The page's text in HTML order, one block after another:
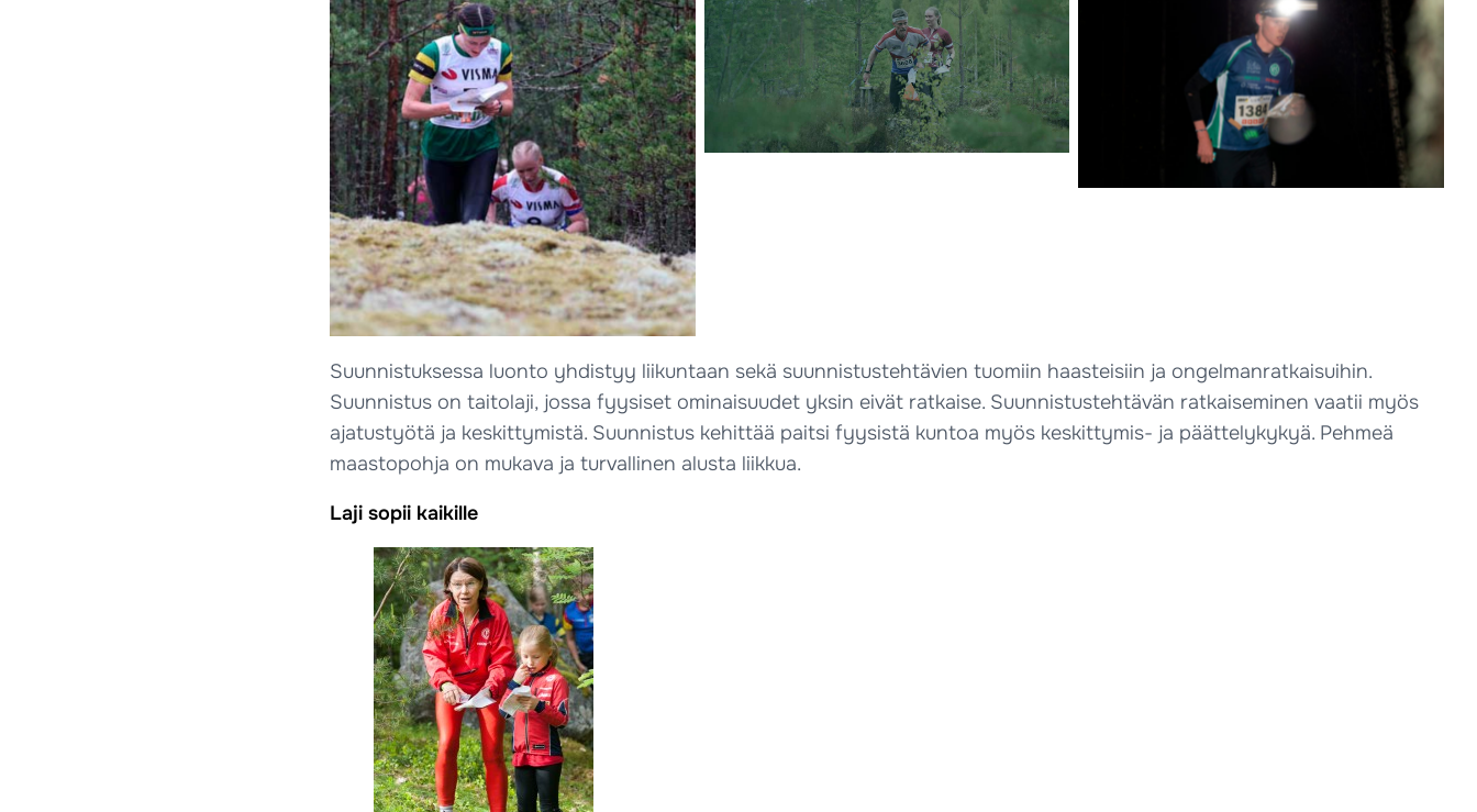
Suunnistuksessa luonto yhdistyy liikuntaan sekä suunnistustehtävien tuomiin haasteisiin ja ongelmanratkaisuihin.
Suunnistus on taitolaji, jossa fyysiset ominaisuudet yksin eivät ratkaise. Suunnistustehtävän ratkaiseminen vaatii myös
ajatustyötä ja keskittymistä. Suunnistus kehittää paitsi fyysistä kuntoa myös keskittymis- ja päättelykykyä. Pehmeä
maastopohja on mukava ja turvallinen alusta liikkua.
Laji sopii kaikille